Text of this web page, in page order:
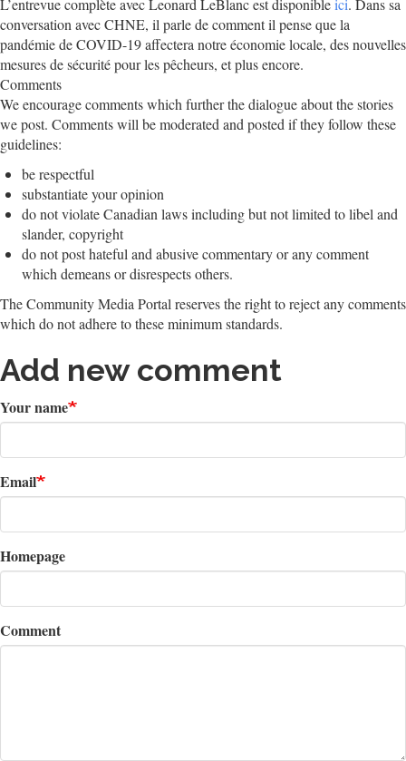
L’entrevue complète avec Leonard LeBlanc est disponibleici. Dans sa
conversation avec CHNE, il parle de comment il pense que la
pandémie de COVID-19 affectera notre économie locale, des nouvelles
mesures de sécurité pour les pêcheurs, et plus encore.
Comments
We encourage comments which further the dialogue about the stories
we post. Comments will be moderated and posted if they follow these
guidelines:
be respectful
substantiate your opinion
do not violate Canadian laws including but not limited to libel and
slander, copyright
do not post hateful and abusive commentary or any comment
which demeans or disrespects others.
The Community Media Portal reserves the right to reject any comments
which do not adhere to these minimum standards.
Add new comment
Your name
Email
Homepage
Comment